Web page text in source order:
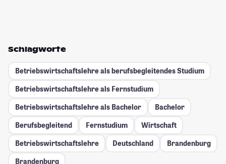
Schlagworte
Betriebswirtschaftslehre als berufsbegleitendes Studium
Betriebswirtschaftslehre als Fernstudium
Betriebswirtschaftslehre als Bachelor
Bachelor
Berufsbegleitend
Fernstudium
Wirtschaft
Betriebswirtschaftslehre
Deutschland
Brandenburg
Brandenburg